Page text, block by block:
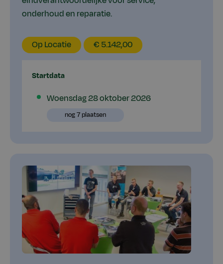
onderhoud en reparatie.
EducationLocation
Op Locatie EducationPrice
€ 5.142,00
Startdata
Plaatsen
beschikbaar
Woensdag 28 oktober 2026
nog 7 plaatsen